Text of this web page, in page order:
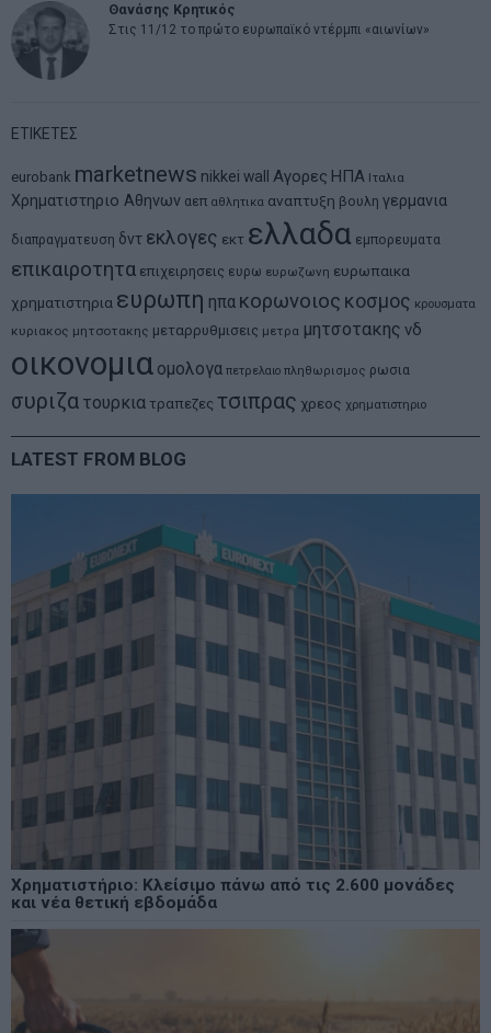
Θανάσης Κρητικός
Στις 11/12 το πρώτο ευρωπαϊκό ντέρμπι «αιωνίων»
ΕΤΙΚΕΤΕΣ
eurobank marketnews nikkei wall Αγορες ΗΠΑ Ιταλια
Χρηματιστηριο Αθηνων αεπ αθλητικα αναπτυξη βουλη γερμανια
διαπραγματευση δντ εκλογες εκτ ελλαδα εμπορευματα
επικαιροτητα επιχειρησεις ευρω ευρωζωνη ευρωπαικα
χρηματιστηρια ευρωπη ηπα κορωνοιος κοσμος κρουσματα
κυριακος μητσοτακης μεταρρυθμισεις μετρα μητσοτακης νδ
οικονομια ομολογα πετρελαιο πληθωρισμος ρωσια
συριζα τουρκια τραπεζες τσιπρας χρεος χρηματιστηριο
LATEST FROM BLOG
Χρηματιστήριο: Κλείσιμο πάνω από τις 2.600 μονάδες
και νέα θετική εβδομάδα